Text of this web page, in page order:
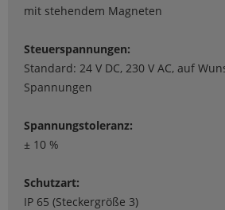
mit stehendem Magneten
Steuerspannungen:
Standard: 24 V DC, 230 V AC, auf
Spannungen
Spannungstoleranz:
± 10 %
Schutzart:
IP 65 (Steckergröße 3)